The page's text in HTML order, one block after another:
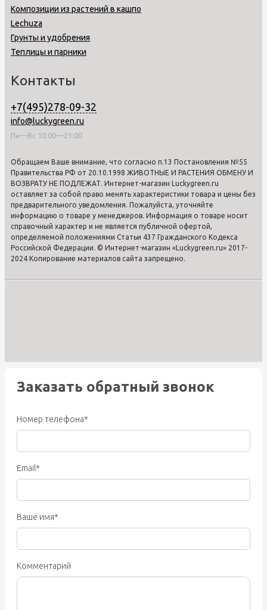
Композиции из растений в кашпо
Lechuza
Грунты и удобрения
Теплицы и парники
Контакты
+7(495)278-09-32
info@luckygreen.ru
Пн—Вс 10:00—21:00
Обращаем Ваше внимание, что согласно п.13 Постановления №55
Правительства РФ от 20.10.1998 ЖИВОТНЫЕ И РАСТЕНИЯ ОБМЕНУ И
ВОЗВРАТУ НЕ ПОДЛЕЖАТ. Интернет-магазин Luckygreen.ru
оставляет за собой право менять характеристики товара и цены без
предварительного уведомления. Пожалуйста, уточняйте
информацию о товаре у менеджеров. Информация о товаре носит
справочный характер и не является публичной офертой,
определяемой положениями Статьи 437 Гражданского Кодекса
Российской Федерации. © Интернет-магазин «Luckygreen.ru» 2017-
2024 Копирование материалов сайта запрещено.
Заказать обратный звонок
Номер телефона*
Email*
Ваше имя*
Комментарий